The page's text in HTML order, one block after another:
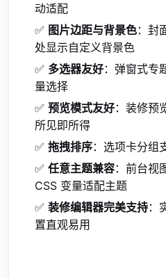
动适配
✅ 图片边距与背景色：封
处显示自定义背景色
✅ 多选器友好：弹窗式专
量选择
✅预览模式友好：装修预
所见即所得
✅拖拽排序：选项卡分组
✅任意主题兼容：前台视
CSS 变量适配主题
✅装修编辑器完美支持：
置直观易用